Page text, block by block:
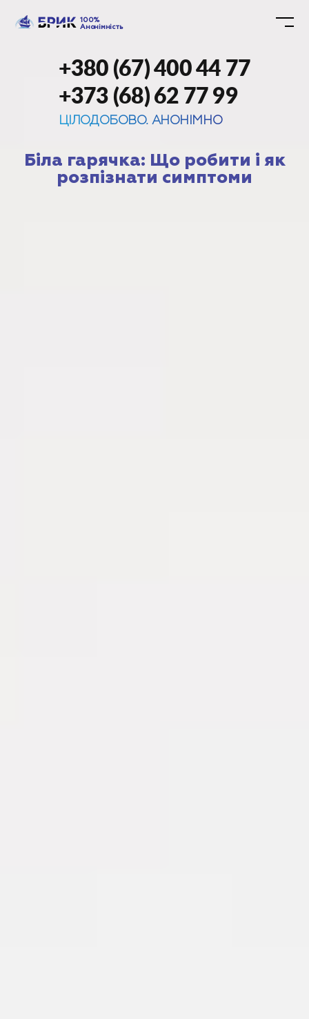
100%
Анонімність
+380 (67) 400 44 77
+373 (68) 62 77 99
ЦІЛОДОБОВО. АНОНІМНО
Біла гарячка: Що робити і як
розпізнати симптоми